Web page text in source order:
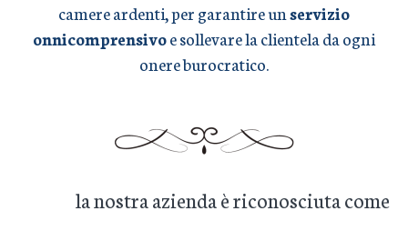
camere ardenti, per garantire unservizio
onnicomprensivoe sollevare la clientela da ogni
onere burocratico.
la nostra azienda è riconosciuta come